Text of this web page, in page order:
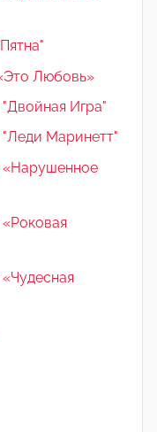
Любовь»
Игра"
Маринетт"
«Нарушенное